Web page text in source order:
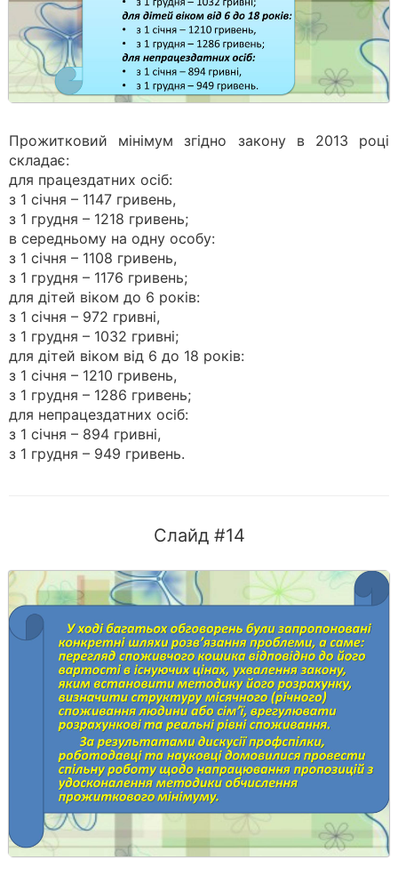
Прожитковий мінімум згідно закону в 2013 році
складає:
для працездатних осіб:
з 1 січня – 1147 гривень,
з 1 грудня – 1218 гривень;
в середньому на одну особу:
з 1 січня – 1108 гривень,
з 1 грудня – 1176 гривень;
для дітей віком до 6 років:
з 1 січня – 972 гривні,
з 1 грудня – 1032 гривні;
для дітей віком від 6 до 18 років:
з 1 січня – 1210 гривень,
з 1 грудня – 1286 гривень;
для непрацездатних осіб:
з 1 січня – 894 гривні,
з 1 грудня – 949 гривень.
Слайд #14